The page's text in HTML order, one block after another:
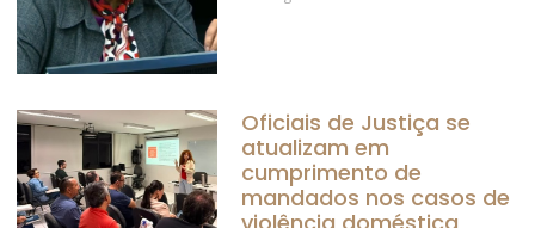
Oficiais de Justiça se
atualizam em
cumprimento de
mandados nos casos de